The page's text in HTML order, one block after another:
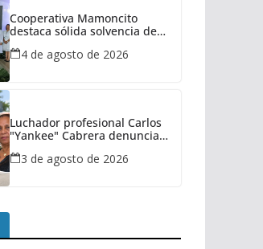
Cooperativa Mamoncito
destaca sólida solvencia de
Asamblea General de
4 de agosto de 2026
Luchador profesional Carlos
"Yankee" Cabrera denuncia
tras la muerte de su madre
3 de agosto de 2026